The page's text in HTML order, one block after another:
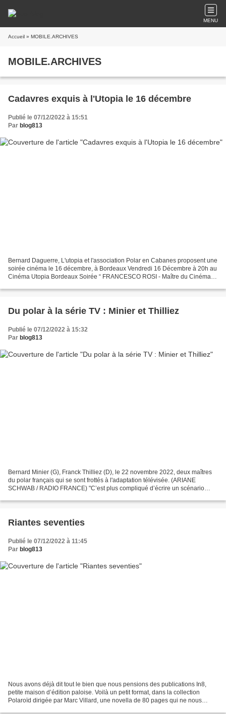
MENU
Accueil » MOBILE.ARCHIVES
MOBILE.ARCHIVES
Cadavres exquis à l'Utopia le 16 décembre
Publié le 07/12/2022 à 15:51
Par blog813
Bernard Daguerre, L'utopia et l'association Polar en Cabanes proposent une
soirée cinéma le 16 décembre, à Bordeaux Vendredi 16 Décembre à 20h au
Cinéma Utopia Bordeaux Soirée “ FRANCESCO ROSI - Maître du Cinéma
Du polar à la série TV : Minier et Thilliez
Publié le 07/12/2022 à 15:32
Par blog813
Bernard Minier (G), Franck Thilliez (D), le 22 novembre 2022, deux maîtres
du polar français qui se sont frottés à l'adaptation télévisée. (ARIANE
SCHWAB / RADIO FRANCE) "C’est plus compliqué d’écrire un scénario
Riantes seventies
Publié le 07/12/2022 à 11:45
Par blog813
Nous avons déjà dit tout le bien que nous pensions des publications In8,
petite maison d’édition paloise. Voilà un petit format, dans la collection
Polaroïd dirigée par Marc Villard, une novella de 80 pages qui ne nous